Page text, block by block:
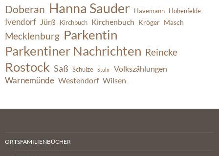
Doberan Hanna Sauder Havemann Hohenfelde
Ivendorf Jürß Kirchbuch Kirchenbuch Kröger Masch
Mecklenburg Parkentin
Parkentiner Nachrichten Reincke
Rostock Saß Schulze Stuhr Volkszählungen
Warnemünde Westendorf Wilsen
ORTSFAMILIENBÜCHER